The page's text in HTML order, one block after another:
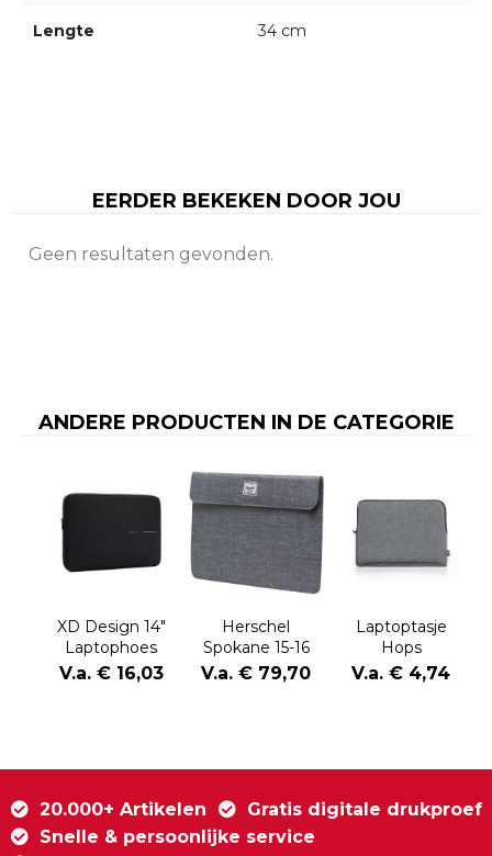
Lengte 34 cm
EERDER BEKEKEN DOOR JOU
Geen resultaten gevonden.
ANDERE PRODUCTEN IN DE CATEGORIE
XD Design 14"
Laptophoes
V.a. € 16,03
Herschel
Spokane 15-16
inch laptophoes
V.a. € 79,70
Laptoptasje
Hops
V.a. € 4,74
20.000+ Artikelen
Gratis digitale drukproef
Snelle & persoonlijke service